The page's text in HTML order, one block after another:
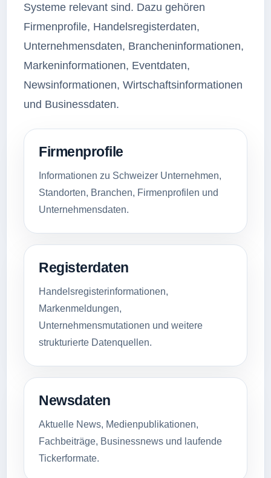
Systeme relevant sind. Dazu gehören
Firmenprofile, Handelsregisterdaten,
Unternehmensdaten, Brancheninformationen,
Markeninformationen, Eventdaten,
Newsinformationen, Wirtschaftsinformationen
und Businessdaten.
Firmenprofile
Informationen zu Schweizer Unternehmen,
Standorten, Branchen, Firmenprofilen und
Unternehmensdaten.
Registerdaten
Handelsregisterinformationen,
Markenmeldungen,
Unternehmensmutationen und weitere
strukturierte Datenquellen.
Newsdaten
Aktuelle News, Medienpublikationen,
Fachbeiträge, Businessnews und laufende
Tickerformate.